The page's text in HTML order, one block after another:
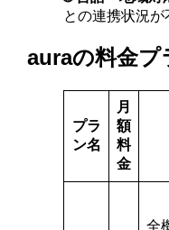
との連携状況が
auraの料金プ
プラ
ン名
月
額
料
金
全